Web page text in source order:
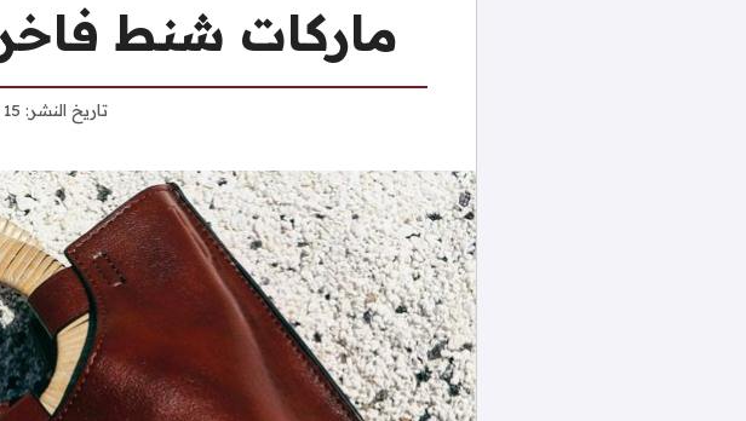
ماركات شنط
تاريخ النشر: 15 نيسان, 2025